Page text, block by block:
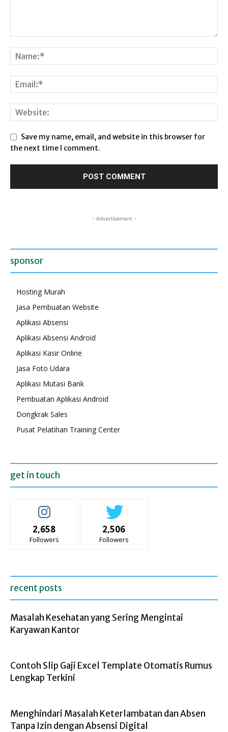
Save my name, email, and website in this browser for
the next time I comment.
- Advertisement -
sponsor
Hosting Murah
Jasa Pembuatan Website
Aplikasi Absensi
Aplikasi Absensi Android
Aplikasi Kasir Online
Jasa Foto Udara
Aplikasi Mutasi Bank
Pembuatan Aplikasi Android
Dongkrak Sales
Pusat Pelatihan Training Center
get in touch
2,658
Followers
2,506
Followers
recent posts
Masalah Kesehatan yang Sering Mengintai
Karyawan Kantor
Contoh Slip Gaji Excel Template Otomatis Rumus
Lengkap Terkini
Menghindari Masalah Keterlambatan dan Absen
Tanpa Izin dengan Absensi Digital